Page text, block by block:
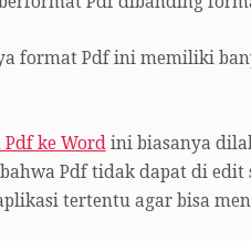
format Pdf ini memiliki
Pdf ke Wordini biasanya
Pdf tidak dapat di edit
tertentu agar bisa